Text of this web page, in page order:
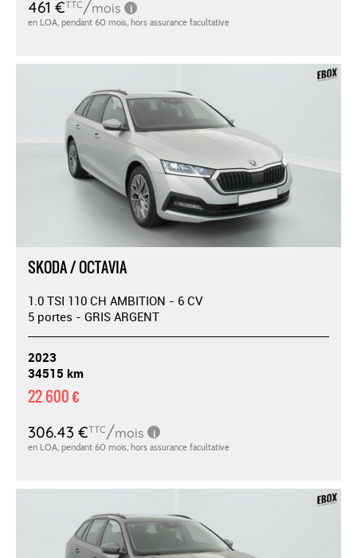
SKODA / OCTAVIA
1.0 TSI 110 CH AMBITION - 6 CV
5 portes - GRIS ARGENT
2023
34515 km
22 600 €